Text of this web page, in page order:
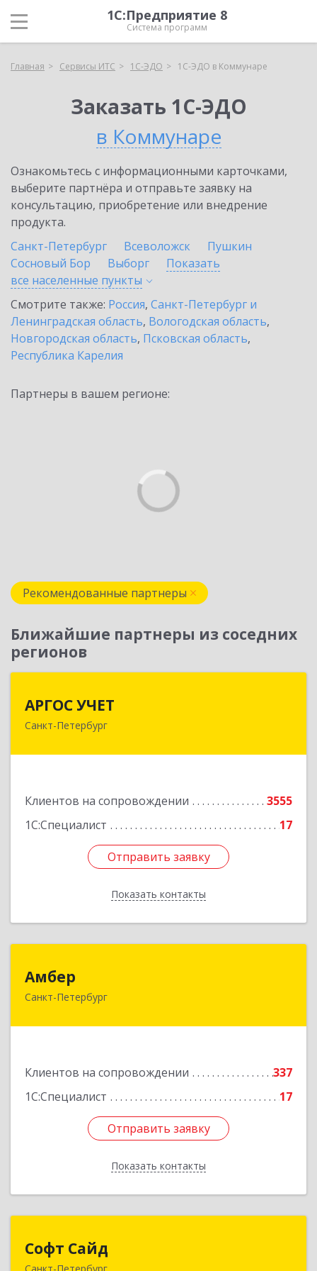
1С:Предприятие 8
Система программ
Главная Сервисы ИТС 1С-ЭДО 1С-ЭДО в Коммунаре
Заказать 1С-ЭДО
в Коммунаре
Ознакомьтесь с информационными карточками,
выберите партнёра и отправьте заявку на
консультацию, приобретение или внедрение
продукта.
Санкт-Петербург
Всеволожск
Пушкин
Сосновый Бор
Выборг
Показать
все населенные пункты
Смотрите также: Россия, Санкт-Петербург и
Ленинградская область, Вологодская область,
Новгородская область, Псковская область,
Республика Карелия
Партнеры в вашем регионе:
Рекомендованные партнеры
Ближайшие партнеры из соседних
регионов
АРГОС УЧЕТ
Санкт-Петербург
Клиентов на сопровождении
3555
1С:Специалист
17
Отправить заявку
Показать контакты
196191, Санкт-Петербург г, Конституции пл,
Отправить заявку
Назад
Амбер
Санкт-Петербург
Клиентов на сопровождении
337
1С:Специалист
17
Отправить заявку
Показать контакты
191119, Санкт-Петербург г, Правды ул, дом №
Отправить заявку
Назад
Софт Сайд
Санкт-Петербург